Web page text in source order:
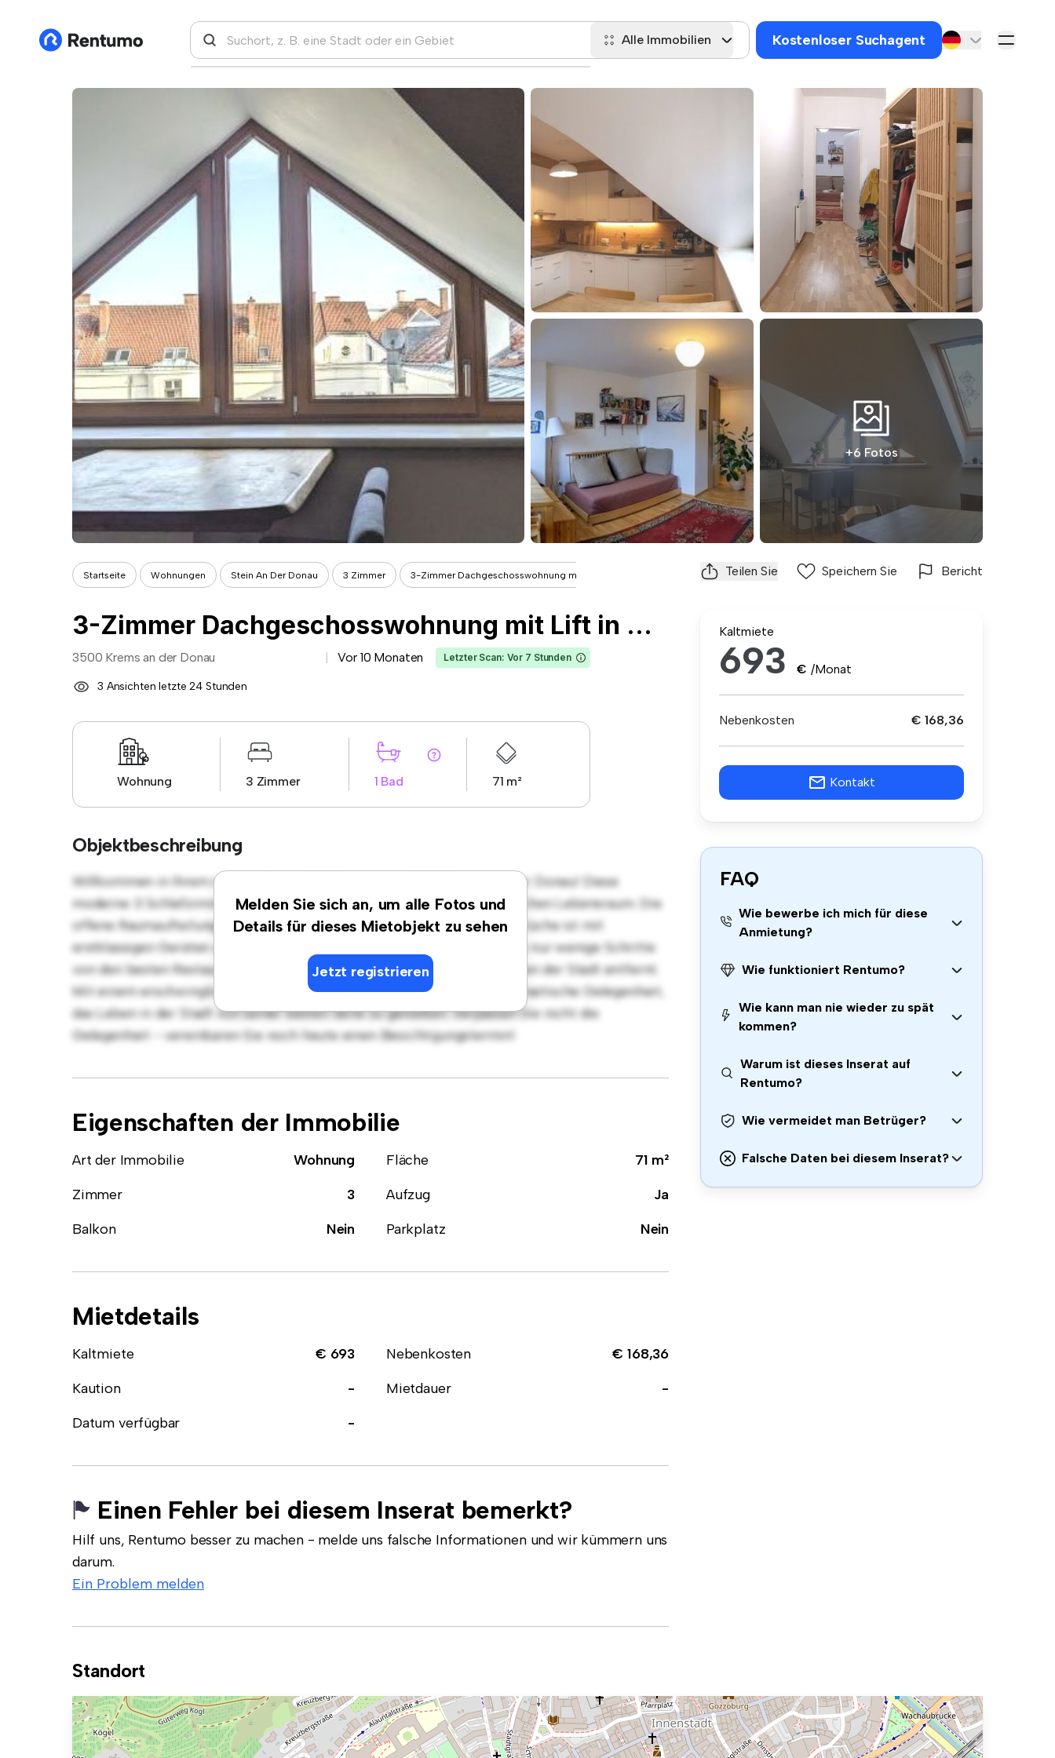
Alle Immobilien Kostenloser Suchagent
+6 Fotos
Startseite Wohnungen Stein An Der Donau 3 Zimmer 3-Zimmer Dachgeschosswohnung mit Lift... Teilen Sie Speichern Sie Bericht
3-Zimmer Dachgeschosswohnung mit Lift in Krems-Zentrum
3500 Krems an der Donau Vor 10 Monaten Letzter Scan: Vor 7 Stunden
3 Ansichten letzte 24 Stunden
Wohnung 3 Zimmer 1 Bad 71 m²
Objektbeschreibung
Melden Sie sich an, um alle Fotos und
Details für dieses Mietobjekt zu sehen
Jetzt registrieren
Willkommen in Ihrem neuen urbanen Rückzugsort in 3500 Krems an der Donau! Diese
moderne 3 Schlafzimmer-Wohnung bietet einen stilvollen und gemütlichen Lebensraum. Die
offene Raumaufteilung eignet sich perfekt für Gäste, und die elegante Küche ist mit
erstklassigen Geräten ausgestattet. Dank der erstklassigen Lage sind Sie nur wenige Schritte
von den besten Restaurants, Geschäften und Unterhaltungsmöglichkeiten der Stadt entfernt.
Mit einem erschwinglichen Preis von € 693 ist diese Wohnung eine fantastische Gelegenheit,
das Leben in der Stadt von seiner besten Seite zu genießen. Verpassen Sie nicht die
Gelegenheit - vereinbaren Sie noch heute einen Besichtigungstermin!
Eigenschaften der Immobilie
Art der Immobilie Wohnung Fläche
71 m²
Zimmer
3 Aufzug
Ja
Balkon
Nein Parkplatz Nein
Mietdetails
Kaltmiete € 693 Nebenkosten
€ 168,36
Kaution
- Mietdauer
-
Datum verfügbar
-
Einen Fehler bei diesem Inserat bemerkt?
Hilf uns, Rentumo besser zu machen - melde uns falsche Informationen und wir kümmern uns
darum.
Ein Problem melden
Kaltmiete
693 € /Monat
Nebenkosten € 168,36
Kontakt
FAQ
Wie bewerbe ich mich für diese
Anmietung?
Wie funktioniert Rentumo?
Wie kann man nie wieder zu spät
kommen?
Warum ist dieses Inserat auf
Rentumo?
Wie vermeidet man Betrüger?
Falsche Daten bei diesem Inserat?
Standort